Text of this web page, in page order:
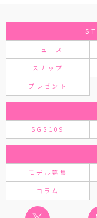
ニュース
スナップ
プレゼント
SGS109
モデル募集
コラム